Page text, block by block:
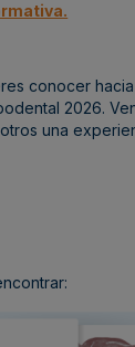
conocer
2026.
una